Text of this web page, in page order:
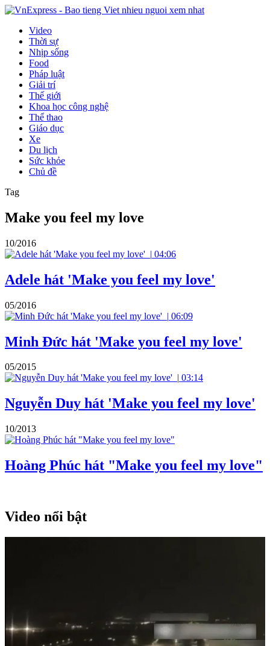
Video
Thời sự
Nhịp sống
Food
Pháp luật
Giải trí
Thế giới
Khoa học công nghệ
Thể thao
Giáo dục
Xe
Du lịch
Sức khỏe
Chủ đề
Tag
Make you feel my love
10/2016
| 04:06
Adele hát 'Make you feel my love'
05/2016
| 06:09
Minh Đức hát 'Make you feel my love'
05/2015
| 03:14
Nguyễn Duy hát 'Make you feel my love'
10/2013
Hoàng Phúc hát "Make you feel my love"
Video nổi bật